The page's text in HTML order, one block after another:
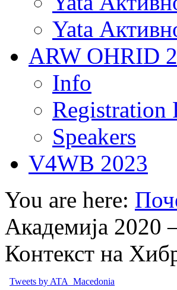
Yata
ARW OHRID
Info
Registration
Speakers
V4WB 2023
You are here:
Академија 2020
Контекст на
Tweets by ATA_Macedonia